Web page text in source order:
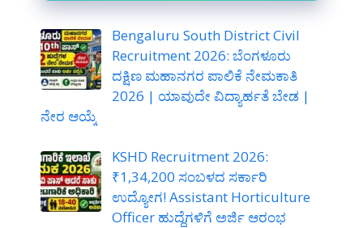
Bengaluru South District Civil
Recruitment 2026: ಬೆಂಗಳೂರು
ದಕ್ಷಿಣ ಮಹಾನಗರ ಪಾಲಿಕೆ ನೇಮಕಾತಿ
2026 | ಯಾವುದೇ ವಿದ್ಯಾರ್ಹತೆ ಬೇಡ |
ನೇರ ಆಯ್ಕೆ
KSHD Recruitment 2026:
₹1,34,200 ಸಂಬಳದ ಸರ್ಕಾರಿ
ಉದ್ಯೋಗ! Assistant Horticulture
Officer ಹುದ್ದೆಗಳಿಗೆ ಅರ್ಜಿ ಆರಂಭ